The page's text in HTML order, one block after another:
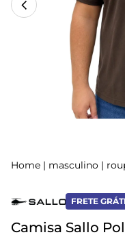
Home | masculino |
FRETE
Camisa Sallo